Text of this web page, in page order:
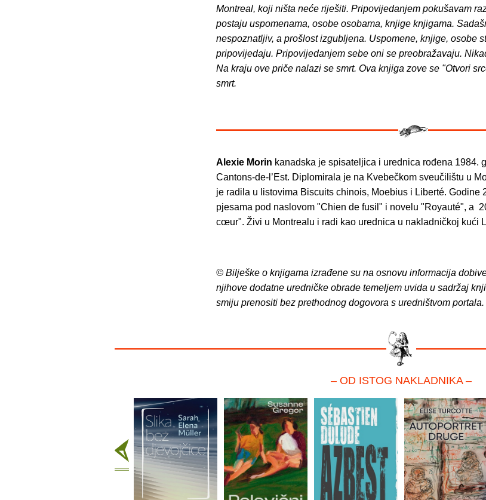
Montreal, koji ništa neće riješiti. Pripovijedanjem pokušavam
postaju uspomenama, osobe osobama, knjige knjigama.
nespoznatljiv, a prošlost izgubljena. Uspomene, knjige, osobe
pripovijedaju. Pripovijedanjem sebe oni se preobražavaju.
Na kraju ove priče nalazi se smrt. Ova knjiga zove se "Otvori
smrt.
Alexie Morin kanadska je spisateljica i urednica rođena 1984.
Cantons-de-l’Est. Diplomirala je na Kvebečkom sveučilištu u
je radila u listovima Biscuits chinois, Moebius i Liberté. Godine
pjesama pod naslovom "Chien de fusil" i novelu "Royauté", a
cœur". Živi u Montrealu i radi kao urednica u nakladničkoj kući
© Bilješke o knjigama izrađene su na osnovu informacija
njihove dodatne uredničke obrade temeljem uvida u sadržaj
smiju prenositi bez prethodnog dogovora s uredništvom portala.
– OD ISTOG NAKLADNIKA –